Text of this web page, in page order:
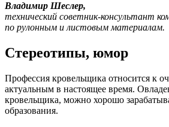
Владимир Шеслер,
технический советник-консультант
по рулонным и листовым материалам.
Стереотипы, юмор
Профессия кровельщика относится к
актуальным в настоящее время.
кровельщика, можно хорошо
образования.